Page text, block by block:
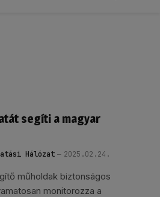
segíti a magyar
Hálózat 2025.02.24.
műholdak biztonságos
monitorozza a